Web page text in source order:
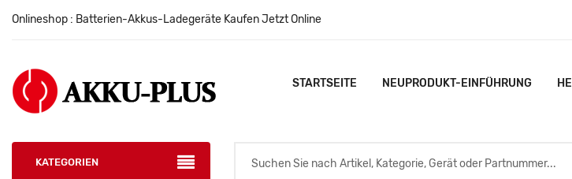
Onlineshop : Batterien-Akkus-Ladegeräte Kaufen Jetzt Online
STARTSEITE NEUPRODUKT-EINFÜHRUNG
KATEGORIEN